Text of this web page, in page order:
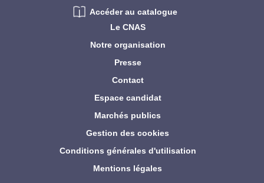
Le CNAS
Notre organisation
Presse
Contact
Espace candidat
Marchés publics
Gestion des cookies
Conditions générales d'utilisation
Mentions légales
Accéder au catalogue